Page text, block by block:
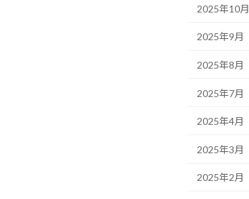
2025年10月
2025年9月
2025年8月
2025年7月
2025年4月
2025年3月
2025年2月